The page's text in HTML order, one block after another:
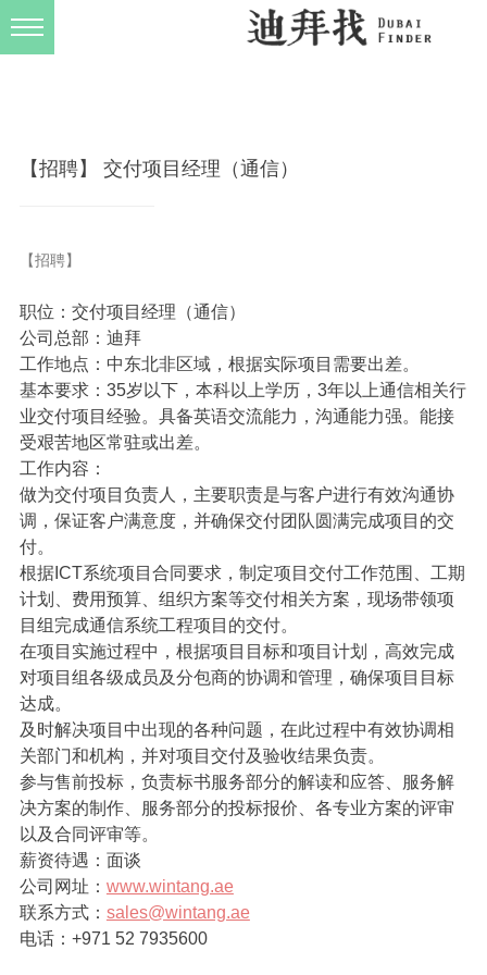
【招聘】 交付项目经理（通信）
【招聘】
职位：交付项目经理（通信）
公司总部：迪拜
工作地点：中东北非区域，根据实际项目需要出差。
基本要求：35岁以下，本科以上学历，3年以上通信相关行
业交付项目经验。具备英语交流能力，沟通能力强。能接
受艰苦地区常驻或出差。
工作内容：
做为交付项目负责人，主要职责是与客户进行有效沟通协
调，保证客户满意度，并确保交付团队圆满完成项目的交
付。
根据ICT系统项目合同要求，制定项目交付工作范围、工期
计划、费用预算、组织方案等交付相关方案，现场带领项
目组完成通信系统工程项目的交付。
在项目实施过程中，根据项目目标和项目计划，高效完成
对项目组各级成员及分包商的协调和管理，确保项目目标
达成。
及时解决项目中出现的各种问题，在此过程中有效协调相
关部门和机构，并对项目交付及验收结果负责。
参与售前投标，负责标书服务部分的解读和应答、服务解
决方案的制作、服务部分的投标报价、各专业方案的评审
以及合同评审等。
薪资待遇：面谈
公司网址： www.wintang.ae
联系方式： sales@wintang.ae
电话：+971 52 7935600